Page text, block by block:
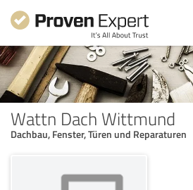
Wattn Dach Wittmund
Dachbau, Fenster, Türen und Reparaturen